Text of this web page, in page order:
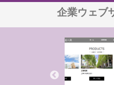
企業ウェブ